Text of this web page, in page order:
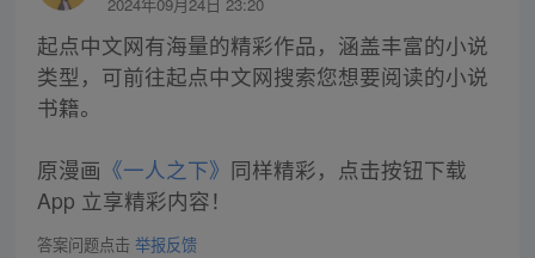
2024年09月24日 23:20
起点中文网有海量的精彩作品，涵盖丰富的小说
类型，可前往起点中文网搜索您想要阅读的小说
书籍。
原漫画 《一人之下》 同样精彩，点击按钮下载
App 立享精彩内容！
答案问题点击 举报反馈